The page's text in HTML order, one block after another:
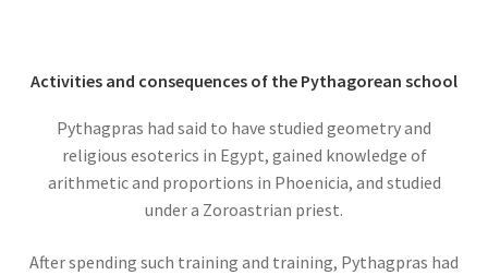
_【赤方偏移を示し膨張宇宙論を論じ
ました】
Activities and consequences of the Pythagorean school
Pythagpras had said to have studied geometry and
religious esoterics in Egypt, gained knowledge of
arithmetic and proportions in Phoenicia, and studied
under a Zoroastrian priest.
After spending such training and training, Pythagpras had